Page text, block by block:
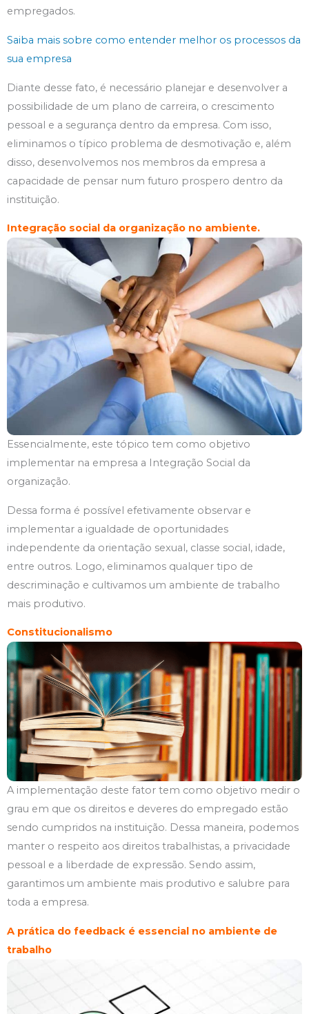
empregados.
Saiba mais sobre como entender melhor os processos da
sua empresa
Diante desse fato, é necessário planejar e desenvolver a
possibilidade de um plano de carreira, o crescimento
pessoal e a segurança dentro da empresa. Com isso,
eliminamos o típico problema de desmotivação e, além
disso, desenvolvemos nos membros da empresa a
capacidade de pensar num futuro prospero dentro da
instituição.
Integração social da organização no ambiente.
Essencialmente, este tópico tem como objetivo
implementar na empresa a Integração Social da
organização.
Dessa forma é possível efetivamente observar e
implementar a igualdade de oportunidades
independente da orientação sexual, classe social, idade,
entre outros. Logo, eliminamos qualquer tipo de
descriminação e cultivamos um ambiente de trabalho
mais produtivo.
Constitucionalismo
A implementação deste fator tem como objetivo medir o
grau em que os direitos e deveres do empregado estão
sendo cumpridos na instituição. Dessa maneira, podemos
manter o respeito aos direitos trabalhistas, a privacidade
pessoal e a liberdade de expressão. Sendo assim,
garantimos um ambiente mais produtivo e salubre para
toda a empresa.
A prática do feedback é essencial no ambiente de
trabalho